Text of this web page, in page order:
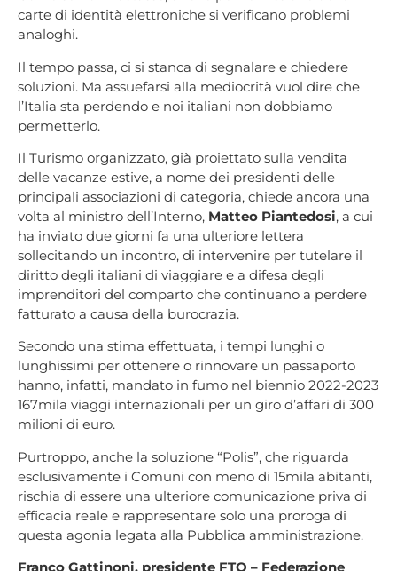
carte di identità elettroniche si verificano problemi
analoghi.
Il tempo passa, ci si stanca di segnalare e chiedere
soluzioni. Ma assuefarsi alla mediocrità vuol dire che
l’Italia sta perdendo e noi italiani non dobbiamo
permetterlo.
Il Turismo organizzato, già proiettato sulla vendita
delle vacanze estive, a nome dei presidenti delle
principali associazioni di categoria, chiede ancora una
volta al ministro dell’Interno, Matteo Piantedosi, a cui
ha inviato due giorni fa una ulteriore lettera
sollecitando un incontro, di intervenire per tutelare il
diritto degli italiani di viaggiare e a difesa degli
imprenditori del comparto che continuano a perdere
fatturato a causa della burocrazia.
Secondo una stima effettuata, i tempi lunghi o
lunghissimi per ottenere o rinnovare un passaporto
hanno, infatti, mandato in fumo nel biennio 2022-2023
167mila viaggi internazionali per un giro d’affari di 300
milioni di euro.
Purtroppo, anche la soluzione “Polis”, che riguarda
esclusivamente i Comuni con meno di 15mila abitanti,
rischia di essere una ulteriore comunicazione priva di
efficacia reale e rappresentare solo una proroga di
questa agonia legata alla Pubblica amministrazione.
Franco Gattinoni, presidente FTO – Federazione